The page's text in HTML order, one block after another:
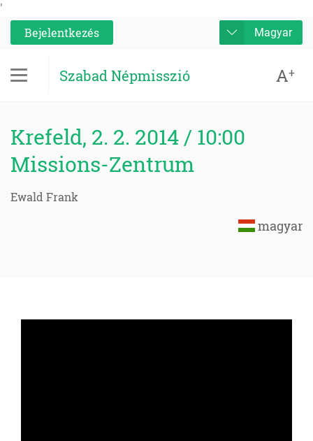
'
Bejelentkezés
Magyar
Szabad Népmisszió A+
Krefeld, 2. 2. 2014 / 10:00
Missions-Zentrum
Ewald Frank
magyar